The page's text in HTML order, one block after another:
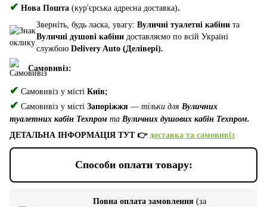
✔ Нова Пошта (кур'єрська адресна доставка).
Зверніть, будь ласка, увагу: Вуличні туалетні кабіни та
Вуличні душові кабіни доставляємо по всій Україні
службою Delivery Auto (Делівері).
Самовивіз:
✔ Самовивіз у місті Київ;
✔ Самовивіз у місті Запоріжжя — тільки для Вуличних
туалетних кабін Техпром та Вуличних душових кабін Техпром.
ДЕТАЛЬНА ІНФОРМАЦІЯ ТУТ 👉 доставка та самовивіз
Способи оплати товару:
Повна оплата замовлення (за